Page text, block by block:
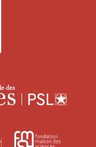
École